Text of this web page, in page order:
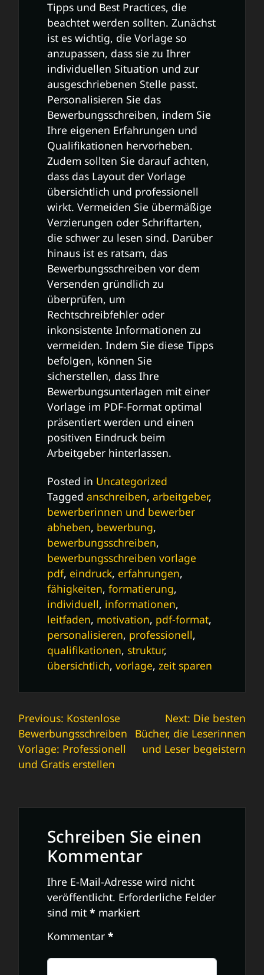
Tipps und Best Practices, die
beachtet werden sollten. Zunächst
ist es wichtig, die Vorlage so
anzupassen, dass sie zu Ihrer
individuellen Situation und zur
ausgeschriebenen Stelle passt.
Personalisieren Sie das
Bewerbungsschreiben, indem Sie
Ihre eigenen Erfahrungen und
Qualifikationen hervorheben.
Zudem sollten Sie darauf achten,
dass das Layout der Vorlage
übersichtlich und professionell
wirkt. Vermeiden Sie übermäßige
Verzierungen oder Schriftarten,
die schwer zu lesen sind. Darüber
hinaus ist es ratsam, das
Bewerbungsschreiben vor dem
Versenden gründlich zu
überprüfen, um
Rechtschreibfehler oder
inkonsistente Informationen zu
vermeiden. Indem Sie diese Tipps
befolgen, können Sie
sicherstellen, dass Ihre
Bewerbungsunterlagen mit einer
Vorlage im PDF-Format optimal
präsentiert werden und einen
positiven Eindruck beim
Arbeitgeber hinterlassen.
Posted in Uncategorized
Tagged anschreiben, arbeitgeber,
bewerberinnen und bewerber
abheben, bewerbung,
bewerbungsschreiben,
bewerbungsschreiben vorlage
pdf, eindruck, erfahrungen,
fähigkeiten, formatierung,
individuell, informationen,
leitfaden, motivation, pdf-format,
personalisieren, professionell,
qualifikationen, struktur,
übersichtlich, vorlage, zeit sparen
Beitrags-
Navigation
Previous: Kostenlose
Bewerbungsschreiben
Vorlage: Professionell
und Gratis erstellen
Next: Die besten
Bücher, die Leserinnen
und Leser begeistern
Schreiben Sie einen
Kommentar
Ihre E-Mail-Adresse wird nicht
veröffentlicht. Erforderliche Felder
sind mit * markiert
Kommentar *